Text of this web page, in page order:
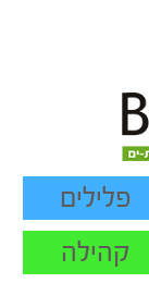
פלילים
קהילה